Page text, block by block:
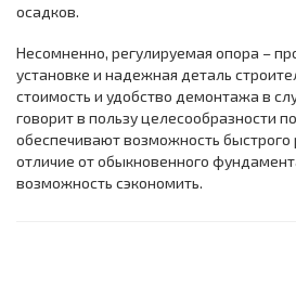
осадков.
Несомненно, регулируемая опора –
установке и надежная деталь
стоимость и удобство демонтажа в
говорит в пользу целесообразности
обеспечивают возможность быстрого
отличие от обыкновенного
возможность сэкономить.